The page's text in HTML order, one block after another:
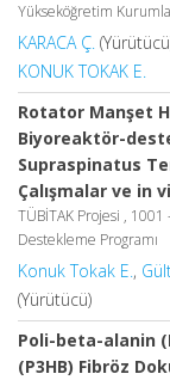
Yükseköğretim
KARACA Ç.
KONUK TOKAK E.
Rotator Manşet
Biyoreaktör-
Supraspinatus
Çalışmalar ve in
TÜBİTAK Projesi ,
Destekleme Programı
Konuk Tokak E.,
(Yürütücü)
Poli-beta-alanin
(P3HB) Fibröz